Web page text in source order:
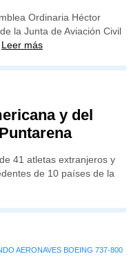
Ordinaria Héctor
la Junta de Aviación Civil
Leer más
y del
41 atletas extranjeros y
de 10 países de la
AERONAVES BOEING 737-800